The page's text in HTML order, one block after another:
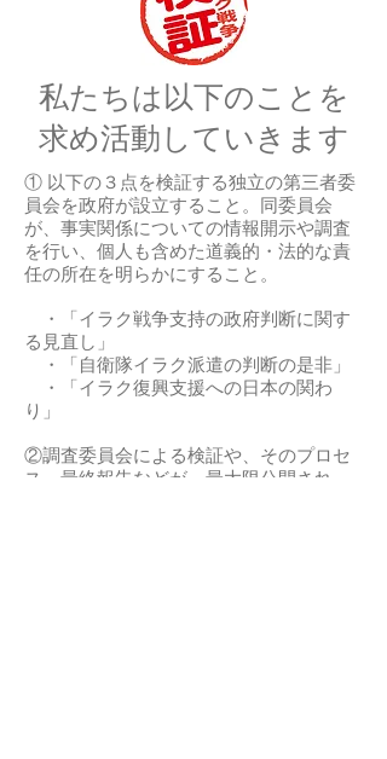
私たちは以下のことを
求め活動していきます
① 以下の３点を検証する独立の第三者委
員会を政府が設立すること。同委員会
が、事実関係についての情報開示や調査
を行い、個人も含めた道義的・法的な責
任の所在を明らかにすること。
​ ・「イラク戦争支持の政府判断に関す
る見直し」
・「自衛隊イラク派遣の判断の是非」
・「イラク復興支援への日本の関わ
り」
②調査委員会による検証や、そのプロセ
ス、最終報告などが、最大限公開され、